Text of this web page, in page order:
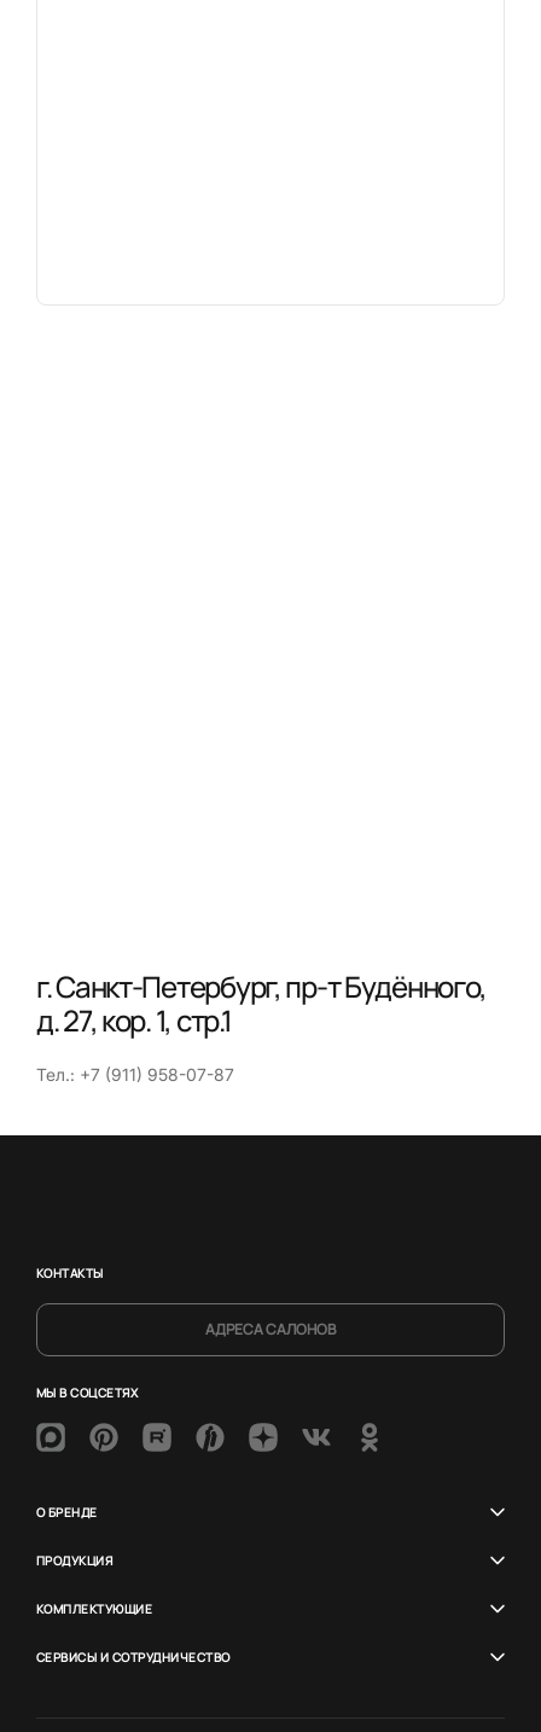
г. Санкт-Петербург, пр-т Будённого,
д. 27, кор. 1, стр.1
Тел.: +7 (911) 958-07-87
КОНТАКТЫ
АДРЕСА САЛОНОВ
МЫ В СОЦСЕТЯХ
О БРЕНДЕ
ПРОДУКЦИЯ
КОМПЛЕКТУЮЩИЕ
СЕРВИСЫ И СОТРУДНИЧЕСТВО